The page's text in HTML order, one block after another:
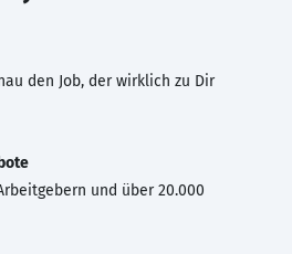
den Job, der wirklich zu Dir
und über 20.000